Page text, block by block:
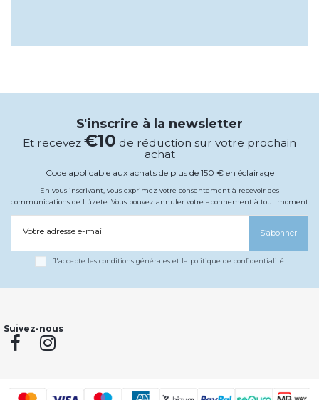
S'inscrire à la newsletter
Et recevez €10 de réduction sur votre prochain
achat
Code applicable aux achats de plus de 150 € en éclairage
En vous inscrivant, vous exprimez votre consentement à recevoir des
communications de Lúzete. Vous pouvez annuler votre abonnement à tout moment
Votre adresse e-mail S’abonner
J'accepte les conditions générales et la politique de confidentialité
Suivez-nous